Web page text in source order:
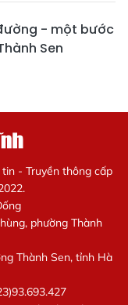
- một bước
Sen
tin - Truyền thông cấp
phường Thành
Thành Sen, tỉnh Hà